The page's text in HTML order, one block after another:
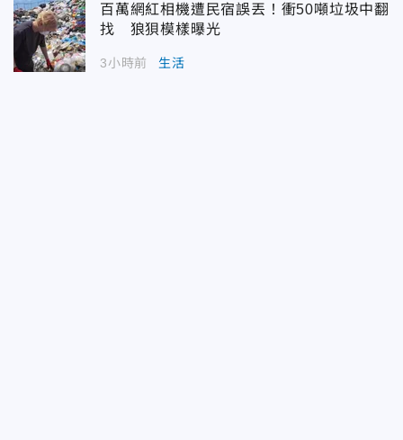
百萬網紅相機遭民宿誤丟！衝50噸垃圾中翻
找 狼狽模樣曝光
3小時前 生活